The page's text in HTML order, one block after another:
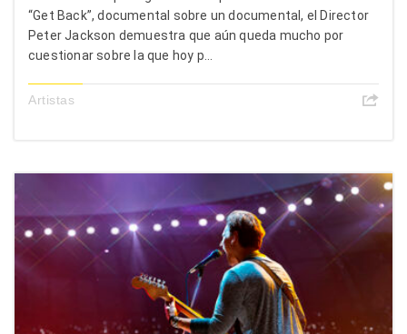
“Get Back”, documental sobre un documental, el Director
Peter Jackson demuestra que aún queda mucho por
cuestionar sobre la que hoy p...
Artistas